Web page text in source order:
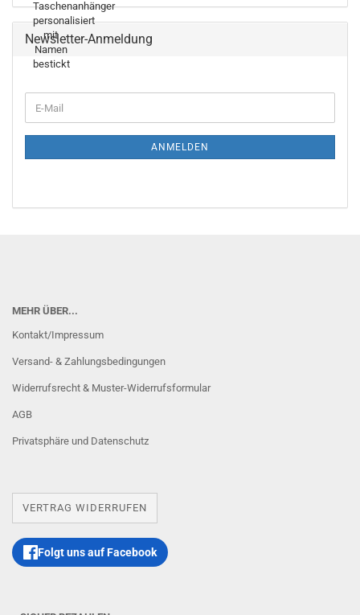
Newsletter-Anmeldung
E-
Mail
ANMELDEN
MEHR ÜBER...
Kontakt/Impressum
Versand- & Zahlungsbedingungen
Widerrufsrecht & Muster-Widerrufsformular
AGB
Privatsphäre und Datenschutz
VERTRAG WIDERRUFEN
Folgt uns auf Facebook